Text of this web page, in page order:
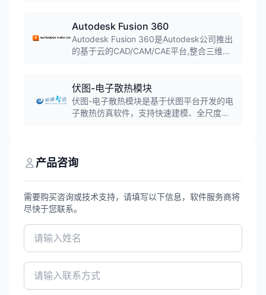
Autodesk Fusion 360
Autodesk Fusion 360是Autodesk公司推出
的基于云的CAD/CAM/CAE平台,整合三维建
建模,实现桌面软件与云计算的结合,广泛应用
于产品设计、机械制造和工业设计领域。
伏图-电子散热模块
伏图-电子散热模块是基于伏图平台开发的电
子散热仿真软件，支持快速建模、全尺度热
产品咨询
需要购买咨询或技术支持，请填写以下信息，软件服务商将
尽快于您联系。